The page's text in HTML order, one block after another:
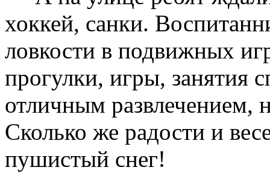
хоккей, санки.
ловкости в подвижных
прогулки, игры, занятия
отличным развлечением,
Сколько же радости и
пушистый снег!